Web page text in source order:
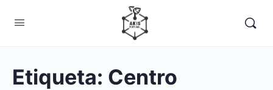
Etiqueta: Centro